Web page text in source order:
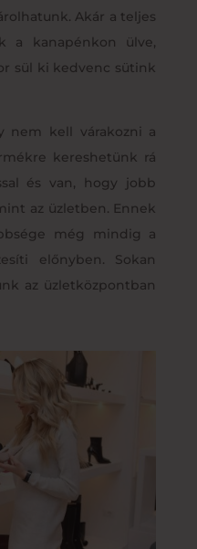
Akár a teljes
a kanapénkon ülve,
sül ki kedvenc sütink
nem kell várakozni a
kereshetünk rá
és van, hogy jobb
az üzletben. Ennek
még mindig a
előnyben. Sokan
az üzletközpontban